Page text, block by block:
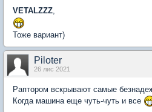
VETALZZZ,
Тоже вариант)
Piloter
26 лис 2021
Раптором вскрывают самые
Когда машина еще чуть-чуть и все